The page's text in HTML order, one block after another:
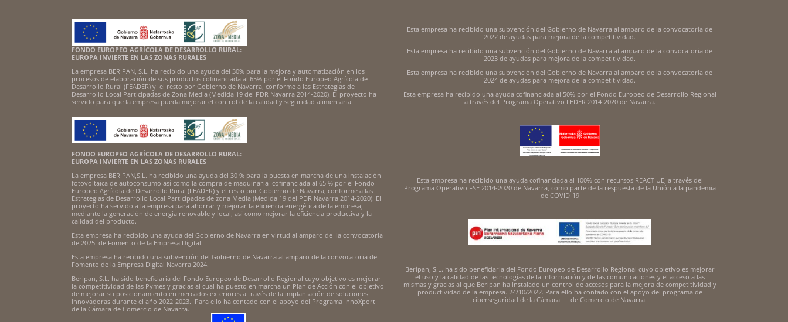
FONDO EUROPEO AGRÍCOLA DE DESARROLLO RURAL:
EUROPA INVIERTE EN LAS ZONAS RURALES
La empresa BERIPAN, S.L. ha recibido una ayuda del 30% para la mejora y automatización en los
procesos de elaboración de sus productos cofinanciada al 65% por el Fondo Europeo Agrícola de
Desarrollo Rural (FEADER) y el resto por Gobierno de Navarra, conforme a las Estrategias de
Desarrollo Local Participadas de Zona Media (Medida 19 del PDR Navarra 2014-2020). El proyecto ha
servido para que la empresa pueda mejorar el control de la calidad y seguridad alimentaria.
FONDO EUROPEO AGRÍCOLA DE DESARROLLO RURAL:
EUROPA INVIERTE EN LAS ZONAS RURALES
La empresa BERIPAN,S.L. ha recibido una ayuda del 30 % para la puesta en marcha de una instalación
fotovoltaica de autoconsumo así como la compra de maquinaria cofinanciada al 65 % por el Fondo
Europeo Agrícola de Desarrollo Rural (FEADER) y el resto por Gobierno de Navarra, conforme a las
Estrategias de Desarrollo Local Participadas de zona Media (Medida 19 del PDR Navarra 2014-2020). El
proyecto ha servido a la empresa para ahorrar y mejorar la eficiencia energética de la empresa,
mediante la generación de energía renovable y local, así como mejorar la eficiencia productiva y la
calidad del producto.
Esta empresa ha recibido una ayuda del Gobierno de Navarra en virtud al amparo de la convocatoria
de 2025 de Fomento de la Empresa Digital.
Esta empresa ha recibido una subvención del Gobierno de Navarra al amparo de la convocatoria de
Fomento de la Empresa Digital Navarra 2024.
Beripan, S.L. ha sido beneficiaria del Fondo Europeo de Desarrollo Regional cuyo objetivo es mejorar
la competitividad de las Pymes y gracias al cual ha puesto en marcha un Plan de Acción con el objetivo
de mejorar su posicionamiento en mercados exteriores a través de la implantación de soluciones
innovadoras durante el año 2022-2023. Para ello ha contado con el apoyo del Programa InnoXport
de la Cámara de Comercio de Navarra.
Esta empresa ha recibido una subvención del Gobierno de Navarra al amparo de la convocatoria de
2022 de ayudas para mejora de la competitividad.
Esta empresa ha recibido una subvención del Gobierno de Navarra al amparo de la convocatoria de
2023 de ayudas para mejora de la competitividad.
Esta empresa ha recibido una subvención del Gobierno de Navarra al amparo de la convocatoria de
2024 de ayudas para mejora de la competitividad.
Esta empresa ha recibido una ayuda cofinanciada al 50% por el Fondo Europeo de Desarrollo Regional
a través del Programa Operativo FEDER 2014-2020 de Navarra.
Esta empresa ha recibido una ayuda cofinanciada al 100% con recursos REACT UE, a través del
Programa Operativo FSE 2014-2020 de Navarra, como parte de la respuesta de la Unión a la pandemia
de COVID-19
Beripan, S.L. ha sido beneficiaria del Fondo Europeo de Desarrollo Regional cuyo objetivo es mejorar
el uso y la calidad de las tecnologías de la información y de las comunicaciones y el acceso a las
mismas y gracias al que Beripan ha instalado un control de accesos para la mejora de competitividad y
productividad de la empresa. 24/10/2022. Para ello ha contado con el apoyo del programa de
ciberseguridad de la Cámara de Comercio de Navarra.